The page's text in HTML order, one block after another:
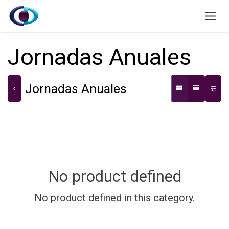
Skip to Content
Jornadas Anuales
Jornadas Anuales
No product defined
No product defined in this category.